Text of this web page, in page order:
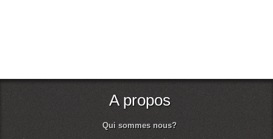
A propos
Qui sommes nous?